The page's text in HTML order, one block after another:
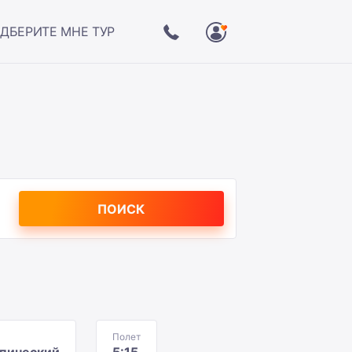
МНЕ ТУР
ПОИСК
Полет